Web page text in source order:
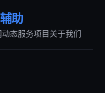
辅助
动态服务项目 关于我们